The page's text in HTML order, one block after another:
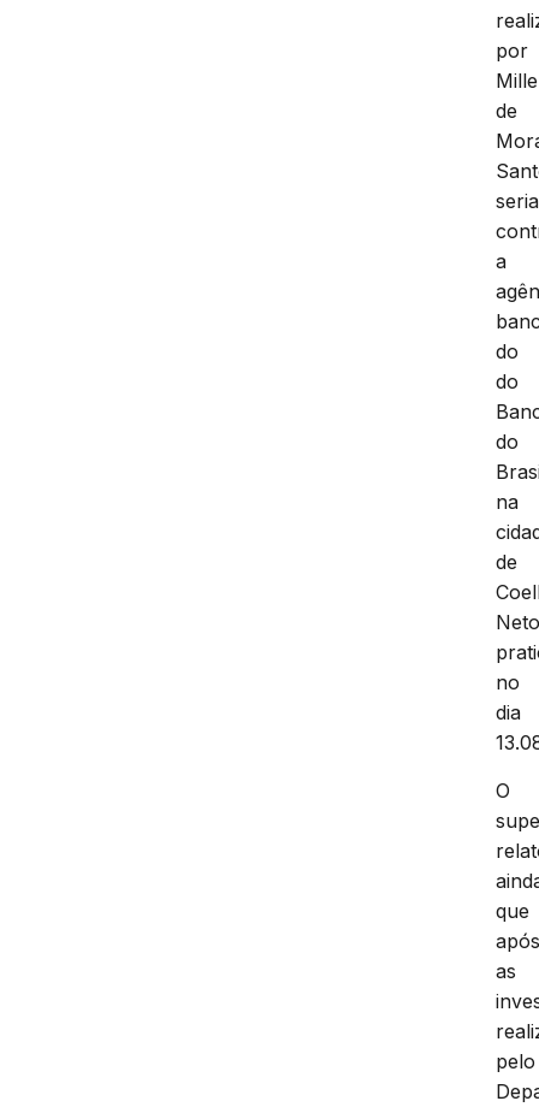
por
de
seria
a
do
do
do
na
de
no
dia
O
que
as
pelo